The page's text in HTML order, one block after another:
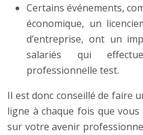
Certains événements,
économique, un
d’entreprise, ont un
salariés qui
professionnelle test.
Il est donc conseillé de faire
ligne à chaque fois que
sur votre avenir